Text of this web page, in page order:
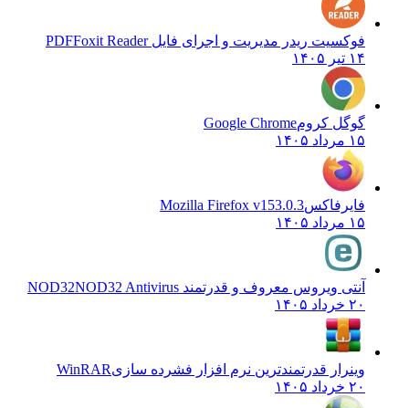
فوکسیت ریدر مدیریت و اجرای فایل PDFFoxit Reader
۱۴ تیر ۱۴۰۵
گوگل کرومGoogle Chrome
۱۵ مرداد ۱۴۰۵
فایرفاکسMozilla Firefox v153.0.3
۱۵ مرداد ۱۴۰۵
آنتی ویروس معروف و قدرتمند NOD32 NOD32 Antivirus
۲۰ خرداد ۱۴۰۵
وینرار قدرتمندترین نرم افزار فشرده سازیWinRAR
۲۰ خرداد ۱۴۰۵